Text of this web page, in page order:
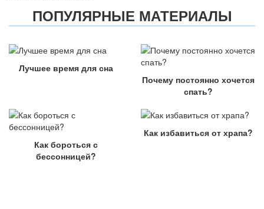
ПОПУЛЯРНЫЕ МАТЕРИАЛЫ
Лучшее время для сна
Почему постоянно хочется
спать?
Как бороться с
бессонницей?
Как избавиться от храпа?